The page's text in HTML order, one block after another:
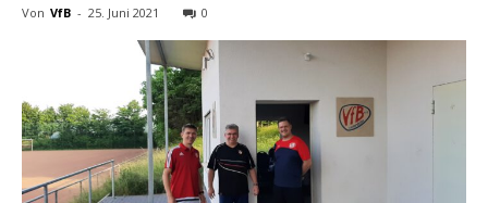
Von VfB - 25. Juni 2021 0